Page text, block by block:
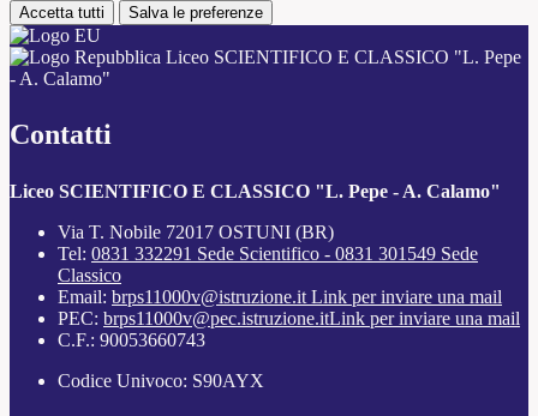
Accetta tutti Salva le preferenze
Liceo SCIENTIFICO E CLASSICO "L. Pepe
- A. Calamo"
Contatti
Liceo SCIENTIFICO E CLASSICO "L. Pepe - A. Calamo"
Via T. Nobile 72017 OSTUNI (BR)
Tel: 0831 332291 Sede Scientifico - 0831 301549 Sede
Classico
Email: brps11000v@istruzione.it Link per inviare una mail
PEC: brps11000v@pec.istruzione.itLink per inviare una mail
C.F.: 90053660743
Codice Univoco: S90AYX